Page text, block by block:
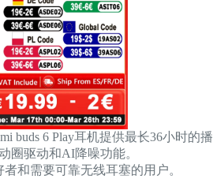
buds 6 Play耳机提供最长36小时的播
圈驱动和AI降噪功能。
和需要可靠无线耳塞的用户。